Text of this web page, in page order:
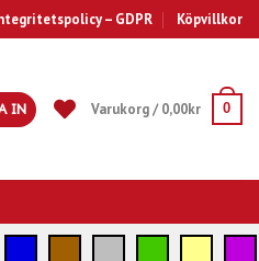
– GDPR Köpvillkor
IN Varukorg /0,00kr 0